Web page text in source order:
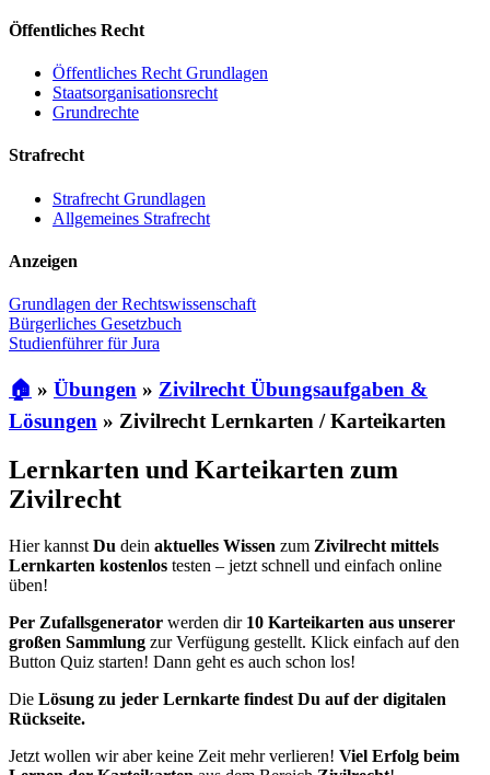
Öffentliches Recht
Öffentliches Recht Grundlagen
Staatsorganisationsrecht
Grundrechte
Strafrecht
Strafrecht Grundlagen
Allgemeines Strafrecht
Anzeigen
Grundlagen der Rechtswissenschaft
Bürgerliches Gesetzbuch
Studienführer für Jura
🏠 » Übungen » Zivilrecht Übungsaufgaben &
Lösungen » Zivilrecht Lernkarten / Karteikarten
Lernkarten und Karteikarten zum
Zivilrecht
Hier kannst Du dein aktuelles Wissen zum Zivilrecht mittels
Lernkarten kostenlos testen – jetzt schnell und einfach online
üben!
Per Zufallsgenerator werden dir 10 Karteikarten aus unserer
großen Sammlung zur Verfügung gestellt. Klick einfach auf den
Button Quiz starten! Dann geht es auch schon los!
Die Lösung zu jeder Lernkarte findest Du auf der digitalen
Rückseite.
Jetzt wollen wir aber keine Zeit mehr verlieren! Viel Erfolg beim